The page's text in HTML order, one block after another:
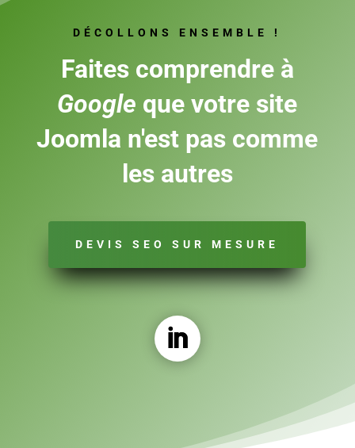
DÉCOLLONS ENSEMBLE !
Faites comprendre à
Google que votre site
Joomla n'est pas comme
les autres
DEVIS SEO SUR MESURE